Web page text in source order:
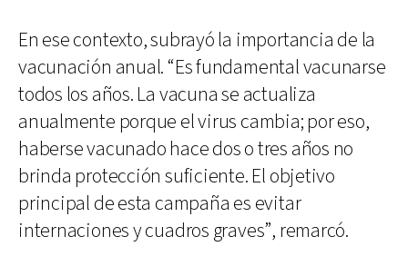
En ese contexto, subrayó la importancia de la
vacunación anual. “Es fundamental vacunarse
todos los años. La vacuna se actualiza
anualmente porque el virus cambia; por eso,
haberse vacunado hace dos o tres años no
brinda protección suficiente. El objetivo
principal de esta campaña es evitar
internaciones y cuadros graves”, remarcó.